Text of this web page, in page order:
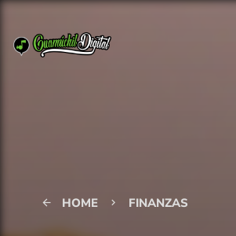
arrow_back HOME keyboard_arrow_right FINANZAS